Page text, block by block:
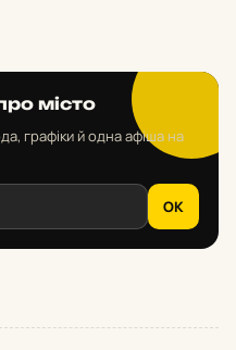
місто
графіки й одна афіша на
OK